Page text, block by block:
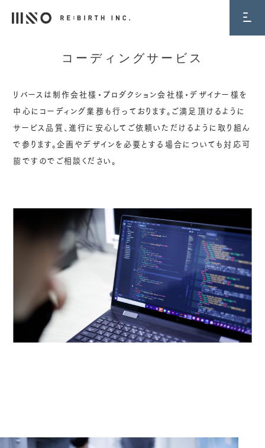
コーディングサービス
リバースは制作会社様・プロダクション会社様・デザイナー様を
中心にコーディング業務も行っております。ご満足頂けるように
サービス品質、進行に安心してご依頼いただけるように取り組ん
で参ります。企画やデザインを必要とする場合についても対応可
能ですのでご相談ください。